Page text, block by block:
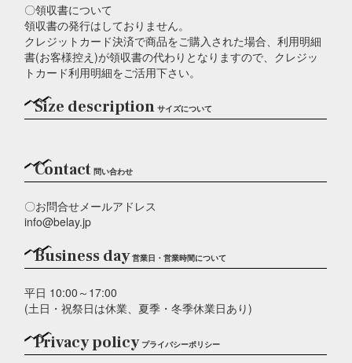
〇領収書について
領収書の発行はしておりません。
クレジットカード決済で商品をご購入された場合、利用明細
書(お客様控え)が領収書の代わりとなりますので、クレジッ
トカード利用明細をご活用下さい。
Size description サイズについて
Contact 問い合わせ
〇お問合せメールアドレス
info@belay.jp
Business day営業日・営業時間について
平日 10:00～17:00
(土日・祝祭日は休業、夏季・冬季休業日あり)
Privacy policy プライバシーポリシー